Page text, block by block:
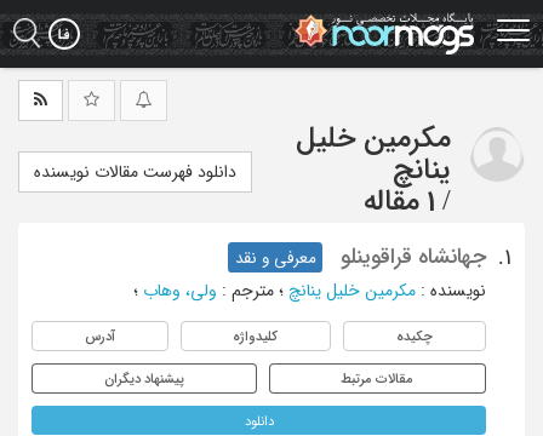
Skip
to
main
مکرمین خلیل
ینانچ
/ 1 مقاله
دانلود فهرست مقالات نویسنده
1. جهانشاه قراقوینلو
معرفی و نقد
نویسنده : مکرمین خلیل ینانچ ؛ مترجم : ولی، وهاب ؛
چکیده کلیدواژه آدرس
مقالات مرتبط پیشنهاد دیگران
دانلود